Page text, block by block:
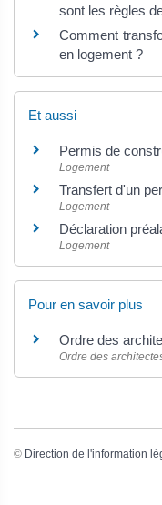
sont les règles
Comment
en logement ?
Et aussi
Permis de
Logement
Transfert d'un
Logement
Déclaration
Logement
Pour en savoir plus
Ordre des
Ordre des
© Direction de l'information